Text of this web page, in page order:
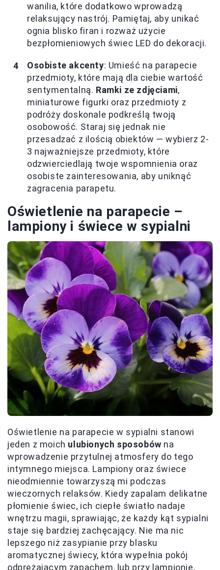
wanilia, które dodatkowo wprowadzą
relaksujący nastrój. Pamiętaj, aby unikać
ognia blisko firan i rozważ użycie
bezpłomieniowych świec LED do dekoracji.
Osobiste akcenty: Umieść na parapecie
przedmioty, które mają dla ciebie wartość
sentymentalną. Ramki ze zdjęciami,
miniaturowe figurki oraz przedmioty z
podróży doskonale podkreślą twoją
osobowość. Staraj się jednak nie
przesadzać z ilością obiektów — wybierz 2-
3 najważniejsze przedmioty, które
odzwierciedlają twoje wspomnienia oraz
osobiste zainteresowania, aby uniknąć
zagracenia parapetu.
Oświetlenie na parapecie –
lampiony i świece w sypialni
Oświetlenie na parapecie w sypialni stanowi
jeden z moich ulubionych sposobów na
wprowadzenie przytulnej atmosfery do tego
intymnego miejsca. Lampiony oraz świece
nieodmiennie towarzyszą mi podczas
wieczornych relaksów. Kiedy zapalam delikatne
płomienie świec, ich ciepłe światło nadaje
wnętrzu magii, sprawiając, że każdy kąt sypialni
staje się bardziej zachęcający. Nie ma nic
lepszego niż zasypianie przy blasku
aromatycznej świecy, która wypełnia pokój
odprężającym zapachem, lub przy lampionie,